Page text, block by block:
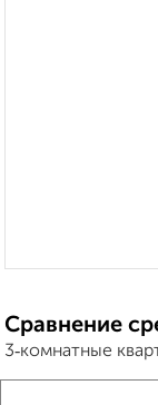
Сравнение
3‑комнатные